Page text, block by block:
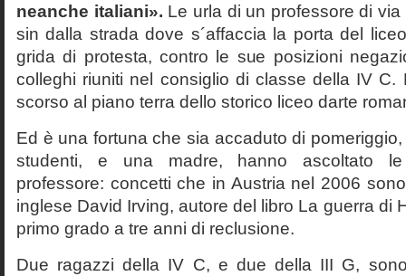
neanche italiani». Le urla di un professore di
sin dalla strada dove s´affaccia la porta del
grida di protesta, contro le sue posizioni
colleghi riuniti nel consiglio di classe della IV C.
scorso al piano terra dello storico liceo darte
Ed è una fortuna che sia accaduto di
studenti, e una madre, hanno ascoltato le
professore: concetti che in Austria nel 2006
inglese David Irving, autore del libro La guerra di
primo grado a tre anni di reclusione.
Due ragazzi della IV C, e due della III G,